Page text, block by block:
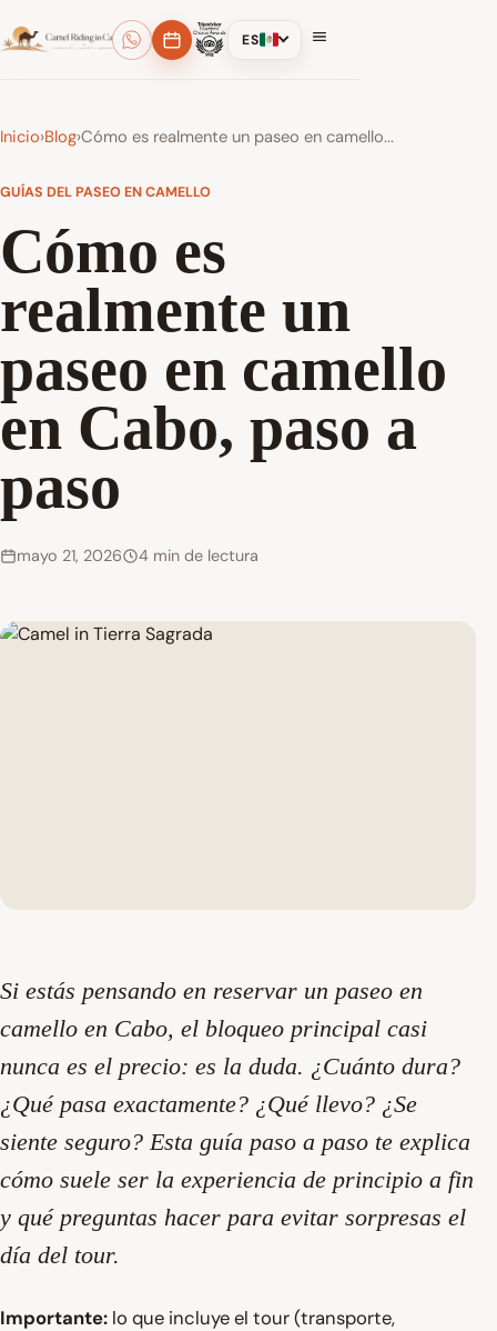
ES
Inicio›Blog›Cómo es realmente un paseo en camello...
GUÍAS DEL PASEO EN CAMELLO
Cómo es
realmente un
paseo en camello
en Cabo, paso a
paso
mayo 21, 2026 4 min de lectura
Si estás pensando en reservar un paseo en
camello en Cabo, el bloqueo principal casi
nunca es el precio: es la duda. ¿Cuánto dura?
¿Qué pasa exactamente? ¿Qué llevo? ¿Se
siente seguro? Esta guía paso a paso te explica
cómo suele ser la experiencia de principio a fin
y qué preguntas hacer para evitar sorpresas el
día del tour.
Importante: lo que incluye el tour (transporte,